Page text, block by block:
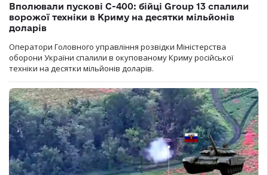
Вполювали пускові С-400: бійці Group 13 спалили
ворожої техніки в Криму на десятки мільйонів
доларів
Оператори Головного управління розвідки Міністерства
оборони України спалили в окупованому Криму російської
техніки на десятки мільйонів доларів.